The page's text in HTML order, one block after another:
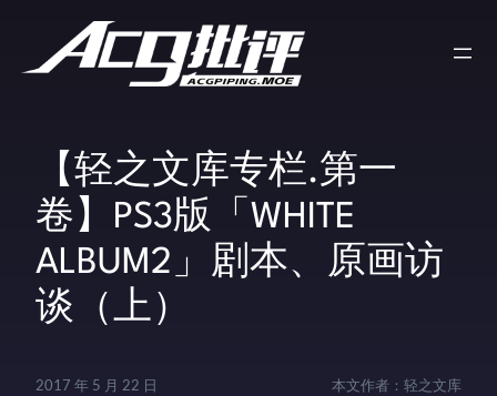
【轻之文库专栏.第一
卷】PS3版「WHITE
ALBUM2」剧本、原画访
谈（上）
2017 年 5 月 22 日 本文作者： 轻之文库